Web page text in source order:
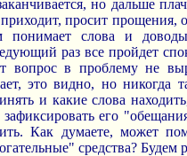
но дальше
просит прощения,
понимает слова и
раз все пройдет
вопрос в проблему не
это видно, но
и какие слова
его
Как думаете, может
средства? Будем